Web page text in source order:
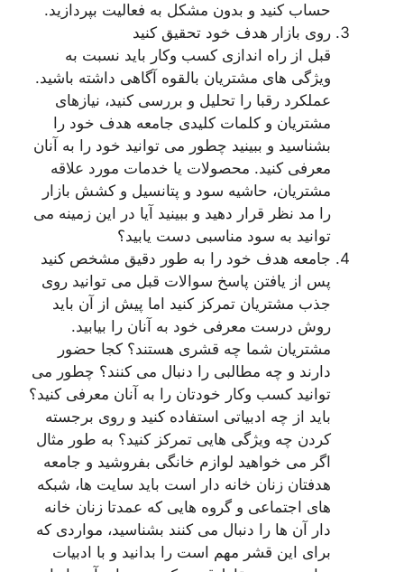
حساب کنید و بدون مشکل به فعالیت بپردازید.
روی بازار هدف خود تحقیق کنید
قبل از راه اندازی کسب وکار باید نسبت به
ویژگی های مشتریان بالقوه آگاهی داشته باشید.
عملکرد رقبا را تحلیل و بررسی کنید، نیازهای
مشتریان و کلمات کلیدی جامعه هدف خود را
بشناسید و ببینید چطور می توانید خود را به آنان
معرفی کنید. محصولات یا خدمات مورد علاقه
مشتریان، حاشیه سود و پتانسیل و کشش بازار
را مد نظر قرار دهید و ببینید آیا در این زمینه می
توانید به سود مناسبی دست یابید؟
جامعه هدف خود را به طور دقیق مشخص کنید
پس از یافتن پاسخ سوالات قبل می توانید روی
جذب مشتریان تمرکز کنید اما پیش از آن باید
روش درست معرفی خود به آنان را بیابید.
مشتریان شما چه قشری هستند؟ کجا حضور
دارند و چه مطالبی را دنبال می کنند؟ چطور می
توانید کسب وکار خودتان را به آنان معرفی کنید؟
باید از چه ادبیاتی استفاده کنید و روی برجسته
کردن چه ویژگی هایی تمرکز کنید؟ به طور مثال
اگر می خواهید لوازم خانگی بفروشید و جامعه
هدفتان زنان خانه دار است باید سایت ها، شبکه
های اجتماعی و گروه هایی که عمدتا زنان خانه
دار آن ها را دنبال می کنند بشناسید، مواردی که
برای این قشر مهم است را بدانید و با ادبیات